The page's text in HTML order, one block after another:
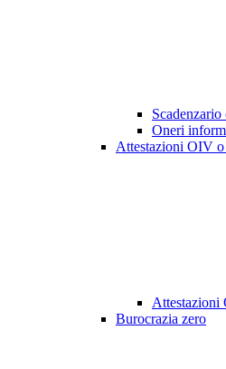
Oneri
Attestazioni OIV o
Attestazioni
Burocrazia zero